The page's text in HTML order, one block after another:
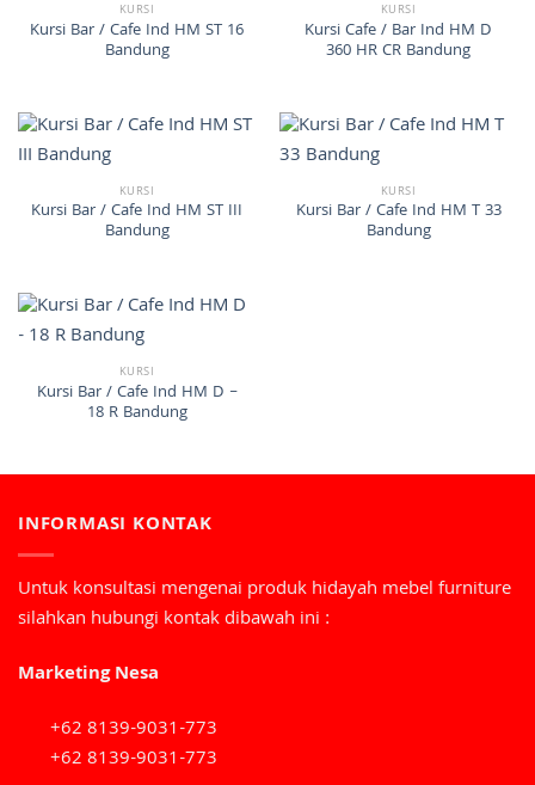
KURSI
Kursi Bar / Cafe Ind HM ST 16
Bandung
KURSI
Kursi Cafe / Bar Ind HM D
360 HR CR Bandung
KURSI
Kursi Bar / Cafe Ind HM ST III
Bandung
KURSI
Kursi Bar / Cafe Ind HM T 33
Bandung
KURSI
Kursi Bar / Cafe Ind HM D –
18 R Bandung
INFORMASI KONTAK
Untuk konsultasi mengenai produk hidayah mebel furniture
silahkan hubungi kontak dibawah ini :
Marketing Nesa
+62 8139-9031-773
+62 8139-9031-773